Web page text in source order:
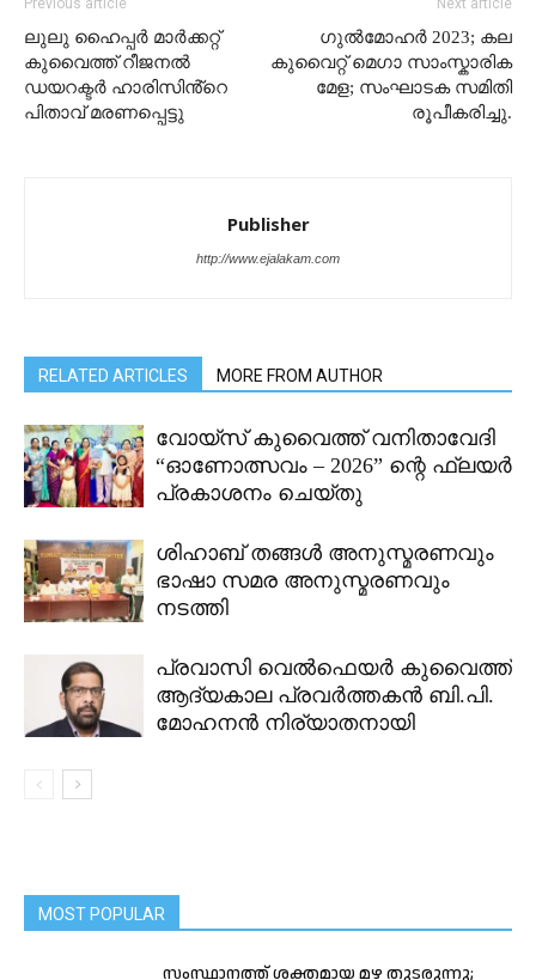
Previous article
ലുലു ഹൈപ്പർ മാർക്കറ്റ്
കുവൈത്ത് റീജനൽ
ഡയറക്ടർ ഹാരിസിൻ്റെ
പിതാവ് മരണപ്പെട്ടു
Next article
ഗുൽമോഹർ 2023; കല
കുവൈറ്റ്‌ മെഗാ സാംസ്കാരിക
മേള; സംഘാടക സമിതി
രൂപീകരിച്ചു.
Publisher
http://www.ejalakam.com
RELATED ARTICLES MORE FROM AUTHOR
വോയ്സ് കുവൈത്ത് വനിതാവേദി
“ഓണോത്സവം – 2026” ന്റെ ഫ്ലയർ
പ്രകാശനം ചെയ്തു
ശിഹാബ് തങ്ങൾ അനുസ്മരണവും
ഭാഷാ സമര അനുസ്മരണവും
നടത്തി
പ്രവാസി വെൽഫെയർ കുവൈത്ത്
ആദ്യകാല പ്രവർത്തകൻ ബി.പി.
മോഹനൻ നിര്യാതനായി
MOST POPULAR
സംസ്ഥാനത്ത് ശക്തമായ മഴ തുടരുന്നു;